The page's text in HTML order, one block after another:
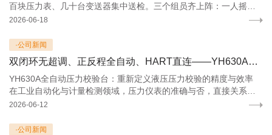
的精度要求，传统方式已捉襟见肘。正是在这样的背景下，
YH630D-Q电动气压校验装置​应运而生，以先进的伺服驱动控制技
百块压力表、几十台变送器集中送检。三个组员齐上阵：一人摇手
压泵，一人紧盯标准表读数，一人趴在桌上记录数据，还不时要计
表上涂涂改改，最怕的是客户临时催报告，而校验记录还在复核
压力校验不仅劳动强度大，更关键的是效率瓶颈明显，且数据质量
高度依赖人员状态。然而，压力仪表的准确可靠又关乎生产安全与
产品质量，不容半点马虎。有没有一种办法，既能保证精度，又能
把人从重复劳动中解放出来？ 北京远华天创科技有限责任公司​给出
作业”跨入“自动巡航”时代的整体解决方案。 一键启动，全程“无人值
2026-06-18
·公司新闻
双闭环无超调、正反程全自动、HART直连——YH630A重新定义液压压力校验的天花板
YH630A全自动压力校验台：重新定义液压压力校验的精度与效率
在工业自动化与计量检测领域，压力仪表的准确与否，直接关系到
生产安全、产品质量和运营成本。无论是石油化工的高压管道，还
块压力表、每一支压力变送器的数据偏差，都可能引发无法估量的
2026-06-12
·公司新闻